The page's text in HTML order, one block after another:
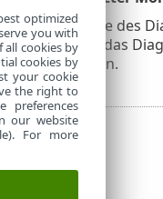
vertikale Achse des
über das
zu sehen.
optimized
you with
all cookies by
cookies by
your cookie
the right to
preferences
our website
For more